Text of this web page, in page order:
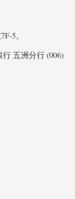
5。
五洲分行 (006)